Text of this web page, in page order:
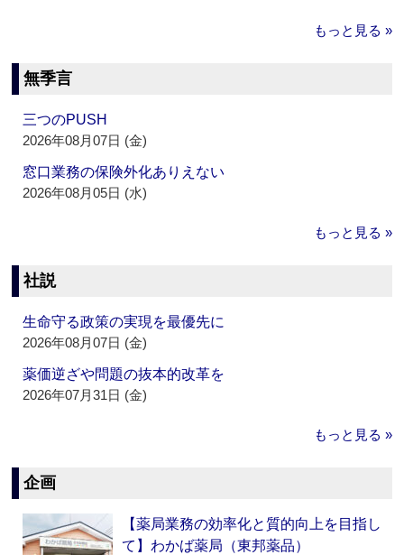
もっと見る »
無季言
三つのPUSH
2026年08月07日 (金)
窓口業務の保険外化ありえない
2026年08月05日 (水)
もっと見る »
社説
生命守る政策の実現を最優先に
2026年08月07日 (金)
薬価逆ざや問題の抜本的改革を
2026年07月31日 (金)
もっと見る »
企画
【薬局業務の効率化と質的向上を目指し
て】わかば薬局（東邦薬品）